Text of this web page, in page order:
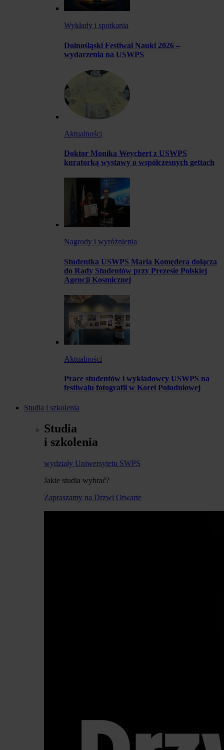
Wykłady i spotkania
Dolnośląski Festiwal Nauki 2026 –
wydarzenia na USWPS
Aktualności
Doktor Monika Weychert z USWPS
kuratorką wystawy o współczesnych gettach
Nagrody i wyróżnienia
Studentka USWPS Maria Komędera dołącza
do Rady Studentów przy Prezesie Polskiej
Agencji Kosmicznej
Aktualności
Prace studentów i wykładowcy USWPS na
festiwalu fotografii w Korei Południowej
Studia i szkolenia
Studia
i szkolenia
wydziały Uniwersytetu SWPS
Jakie studia wybrać?
Zapraszamy na Drzwi Otwarte